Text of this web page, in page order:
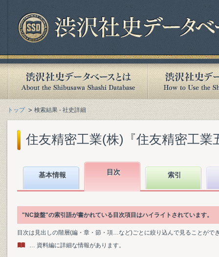
トップ 検索結果 - 社史詳細
住友精密工業(株)『住友精密工業
基本情報 目次 索引
"NC旋盤"の索引語が書かれている目次項目はハイライトされています。
目次は見出しの階層(編・章・節・項…など)ごとに絞り込んで見ることがで
… 資料編に詳細な情報があります。